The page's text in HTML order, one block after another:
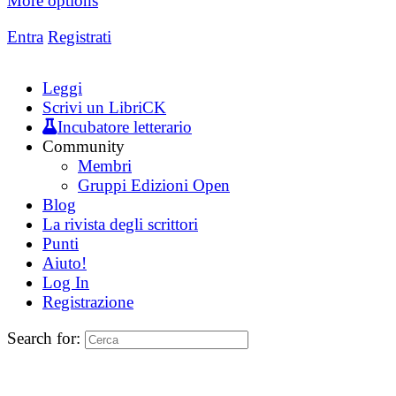
Entra Registrati
Leggi
Scrivi un LibriCK
Incubatore letterario
Community
Membri
Gruppi Edizioni Open
Blog
La rivista degli scrittori
Punti
Aiuto!
Log In
Registrazione
Search for: